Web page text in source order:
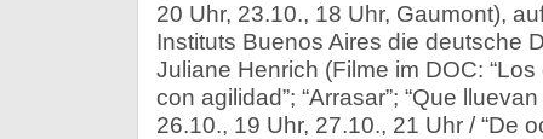
20 Uhr, 23.10., 18 Uhr, Gaumont),
Instituts Buenos Aires die deutsche
Juliane Henrich (Filme im DOC:
con agilidad”; “Arrasar”; “Que
26.10., 19 Uhr, 27.10., 21 Uhr / “De